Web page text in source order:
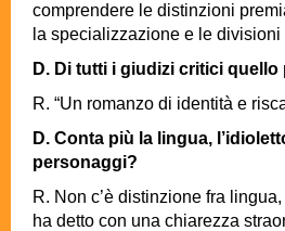
comprendere le distinzioni
la specializzazione e le divisioni
D. Di tutti i giudizi critici
R. “Un romanzo di identità e
D. Conta più la lingua,
personaggi?
R. Non c’è distinzione fra
ha detto con una chiarezza